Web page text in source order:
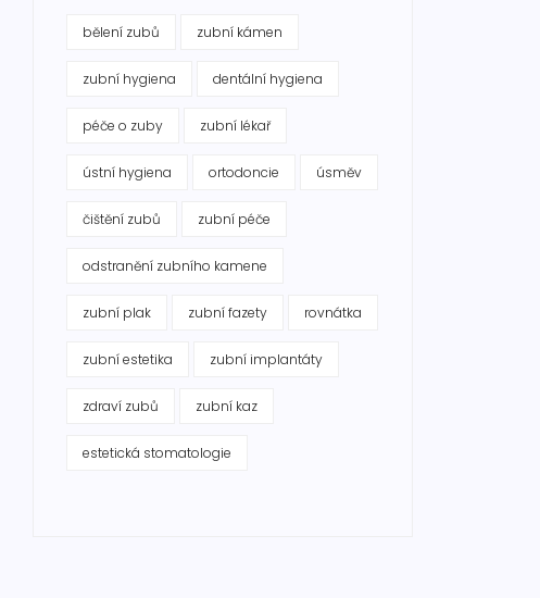
bělení zubů zubní kámen
zubní hygiena dentální hygiena
péče o zuby zubní lékař
ústní hygiena ortodoncie úsměv
čištění zubů zubní péče
odstranění zubního kamene
zubní plak zubní fazety rovnátka
zubní estetika zubní implantáty
zdraví zubů zubní kaz
estetická stomatologie